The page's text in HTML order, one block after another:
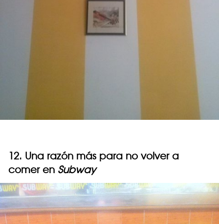
12. Una razón más para no volver a
comer en Subway